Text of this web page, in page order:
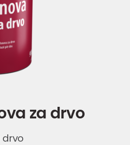
za drvo
drvo